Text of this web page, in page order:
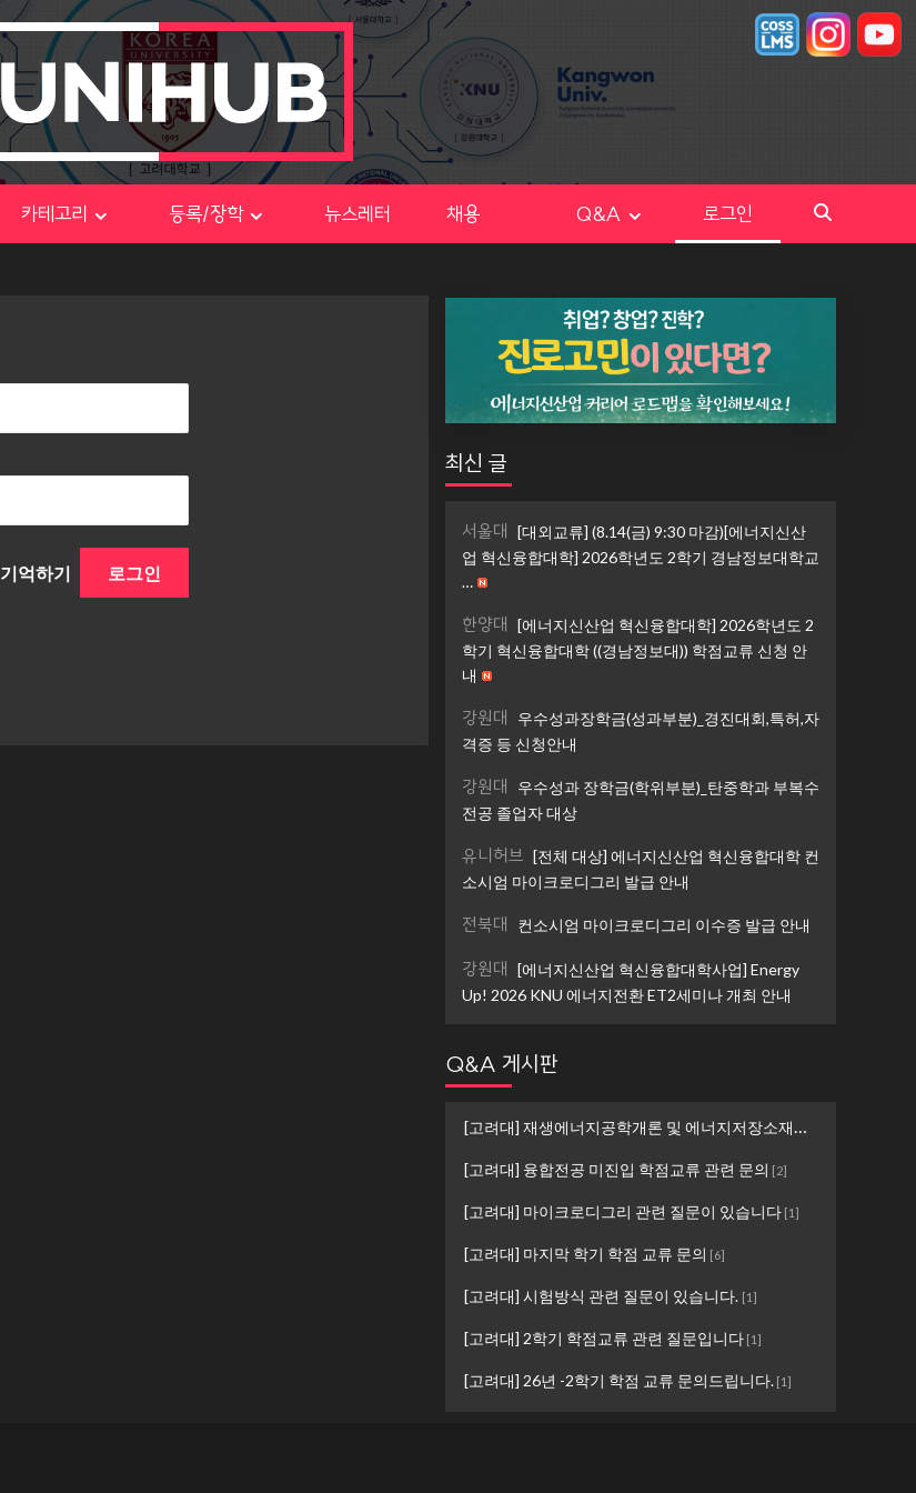
카테고리 등록/장학 뉴스레터 채용 Q&A 로그인
기억하기
최신 글
서울대
[대외교류] (8.14(금) 9:30 마감)[에너지신산
업 혁신융합대학] 2026학년도 2학기 경남정보대학교
…
한양대
[에너지신산업 혁신융합대학] 2026학년도 2
학기 혁신융합대학 ((경남정보대)) 학점교류 신청 안
내
강원대
우수성과장학금(성과부분)_경진대회,특허,자
격증 등 신청안내
강원대
우수성과 장학금(학위부분)_탄중학과 부복수
전공 졸업자 대상
유니허브 [전체 대상] 에너지신산업 혁신융합대학 컨
소시엄 마이크로디그리 발급 안내
전북대 컨소시엄 마이크로디그리 이수증 발급 안내
강원대
[에너지신산업 혁신융합대학사업] Energy
Up! 2026 KNU 에너지전환 ET2세미나 개최 안내
Q&A 게시판
[고려대] 재생에너지공학개론 및 에너지저장소재설계 ...
[고려대] 융합전공 미진입 학점교류 관련 문의 [2]
[고려대] 마이크로디그리 관련 질문이 있습니다[1]
[고려대] 마지막 학기 학점 교류 문의 [6]
[고려대] 시험방식 관련 질문이 있습니다. [1]
[고려대] 2학기 학점교류 관련 질문입니다[1]
[고려대] 26년 -2학기 학점 교류 문의드립니다.[1]